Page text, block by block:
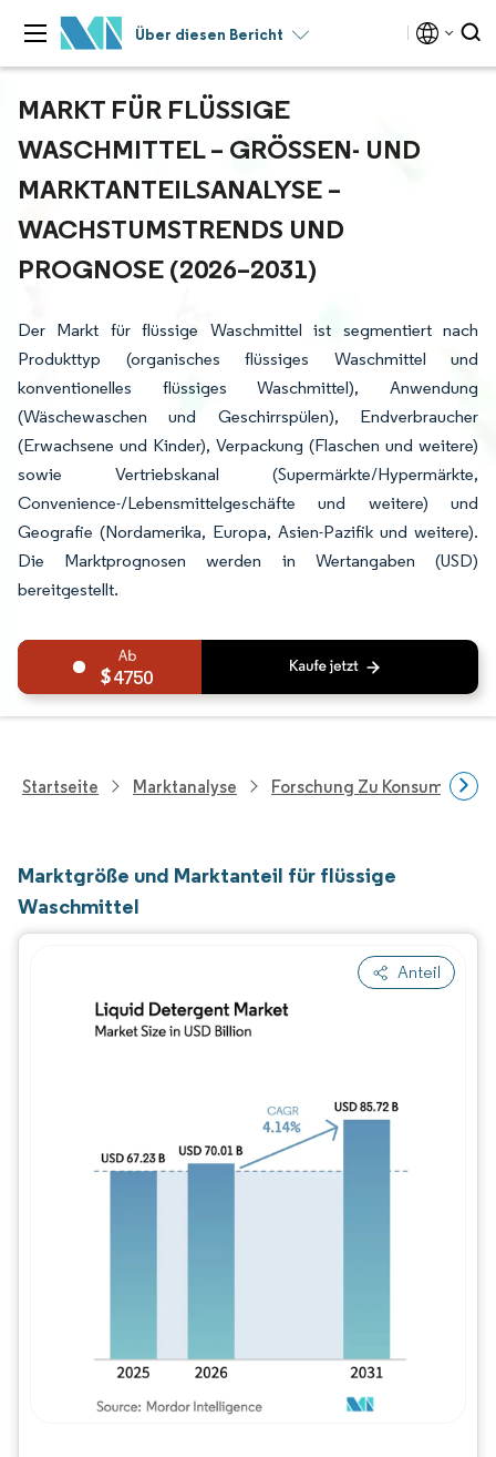
Über diesen Bericht
MARKT FÜR FLÜSSIGE
WASCHMITTEL – GRÖSSEN- UND M
ARKTANTEILSANALYSE – W
ACHSTUMSTRENDS UND P
ROGNOSE (2026–2031)
Der Markt für flüssige Waschmittel ist segmentiert nach
Produkttyp (organisches flüssiges Waschmittel und
konventionelles flüssiges Waschmittel), Anwendung
(Wäschewaschen und Geschirrspülen), Endverbraucher
(Erwachsene und Kinder), Verpackung (Flaschen und weitere)
sowie Vertriebskanal (Supermärkte/Hypermärkte,
Convenience-/Lebensmittelgeschäfte und weitere) und
Geografie (Nordamerika, Europa, Asien-Pazifik und weitere).
Die Marktprognosen werden in Wertangaben (USD)
bereitgestellt.
4750
Startseite Marktanalyse Forschung Zu
Marktgröße und Marktanteil für flüssige
Waschmittel
Anteil